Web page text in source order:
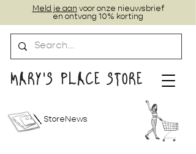
MARY'S PLACE STORE
StoreNews
Meld je aan voor onze nieuwsbrief
en ontvang 10% korting